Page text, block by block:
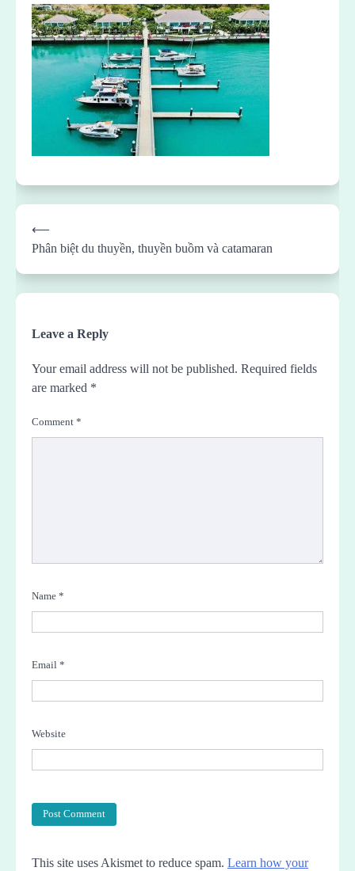
Post
navigation
⟵
Phân biệt du thuyền, thuyền buồm và catamaran
Leave a Reply
Your email address will not be published. Required fields
are marked *
Comment *
Name *
Email *
Website
This site uses Akismet to reduce spam. Learn how your